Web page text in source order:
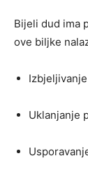
Bijeli dud ima
ove biljke
Uklanjanje